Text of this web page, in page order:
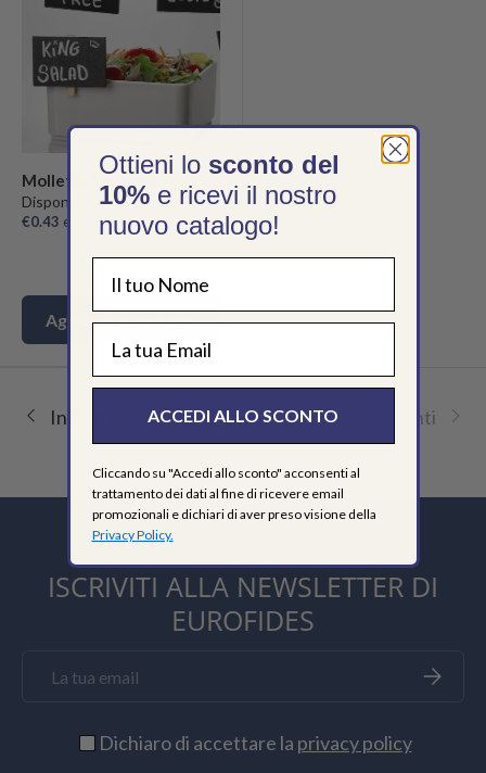
Molletta Lavagna
Disponibile in 1 misura
€0.43 escl. IVA/unità
Aggiungi al carrello
Indietro Pagina 2 / 2 Avanti
ISCRIVITI ALLA NEWSLETTER DI
EUROFIDES
Iscriviti
Dichiaro di accettare la privacy policy
Ottieni lo sconto del
10%e ricevi il nostro
nuovo catalogo!
ACCEDI ALLO SCONTO
Cliccando su "Accedi allo sconto" acconsenti al
trattamento dei dati al fine di ricevere email
promozionali e dichiari di aver preso visione della
Privacy Policy.